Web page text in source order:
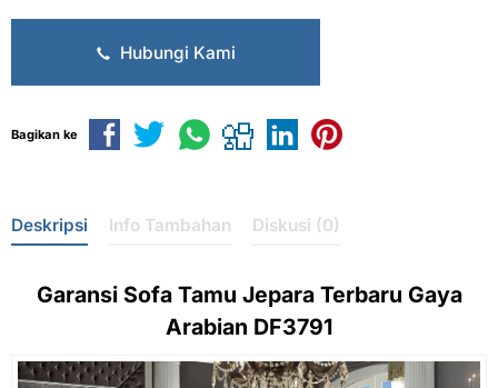
Hubungi Kami
Bagikan ke
Deskripsi Info Tambahan Diskusi (0)
Garansi Sofa Tamu JeparaTerbaru Gaya
Arabian DF3791